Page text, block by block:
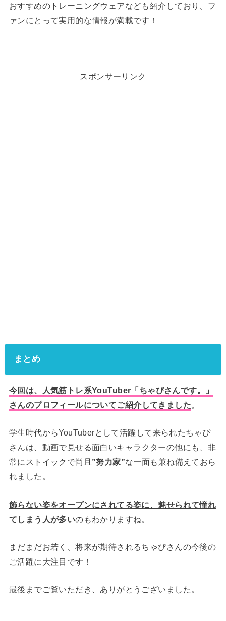
おすすめのトレーニングウェアなども紹介しており、フ
ァンにとって実用的な情報が満載です！
スポンサーリンク
まとめ
今回は、
人気筋トレ系YouTuber「ちゃぴさんです。」
さんのプロフィールについてご紹介してきました。
学生時代からYouTuberとして活躍して来られたちゃぴ
さんは、 動画で見せる面白いキャラクターの他にも、非
常にストイックで尚且 ”努力家”な一面も兼ね備えておら
れました。
飾らない姿をオープンにされてる姿に、魅せられて憧れ
てしまう人が多いのもわかりますね。
まだまだお若く、将来が期待されるちゃぴさんの今後の
ご活躍に大注目です！
最後までご覧いただき、ありがとうございました。